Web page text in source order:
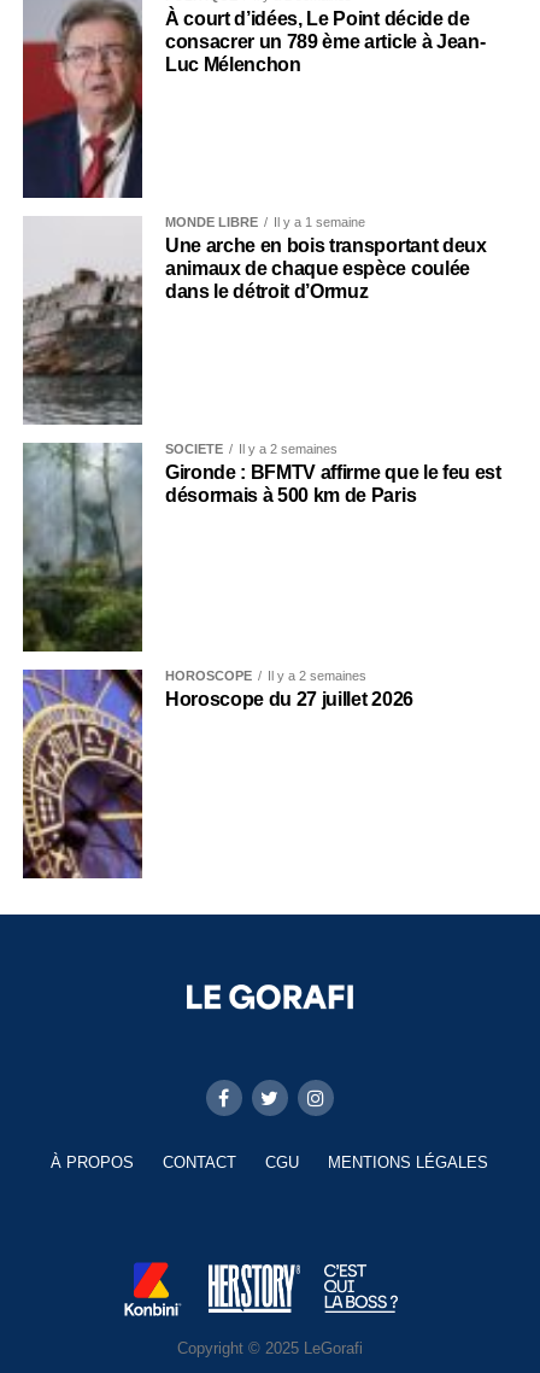
À court d’idées, Le Point décide de
consacrer un 789 ème article à Jean-
Luc Mélenchon
MONDE LIBRE Il y a 1 semaine
Une arche en bois transportant deux
animaux de chaque espèce coulée
dans le détroit d’Ormuz
SOCIÉTÉ Il y a 2 semaines
Gironde : BFMTV affirme que le feu est
désormais à 500 km de Paris
HOROSCOPE Il y a 2 semaines
Horoscope du 27 juillet 2026
À PROPOS CONTACT CGU MENTIONS LÉGALES
Copyright © 2025 LeGorafi